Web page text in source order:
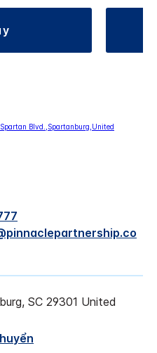
, SC 29301 United